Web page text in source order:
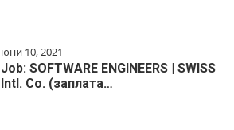
юни 10, 2021
Job: SOFTWARE ENGINEERS | SWISS
Intl. Co. (заплата…